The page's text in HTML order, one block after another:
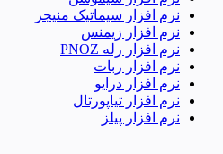
نرم افزار سیماتیک منیجر
نرم افزار زیمنس
نرم افزار رله PNOZ
نرم افزار ربات
نرم افزار درایو
نرم افزار تیاپورتال
نرم افزار پیلز